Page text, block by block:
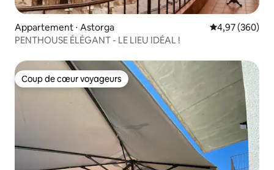
Appartement ⋅ Astorga Évaluation
4,97 (360)
PENTHOUSE ÉLÉGANT - LE LIEU IDÉAL !
Coup de cœur voyageurs
Coup de cœur voyageurs